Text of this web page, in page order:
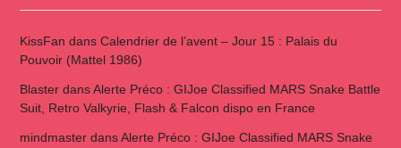
KissFan dans Calendrier de l’avent – Jour 15 : Palais du
Pouvoir (Mattel 1986)
BlasterdansAlerte Préco : GIJoe Classified MARS Snake Battle
Suit, Retro Valkyrie, Flash & Falcon dispo en France
mindmasterdansAlerte Préco : GIJoe Classified MARS Snake